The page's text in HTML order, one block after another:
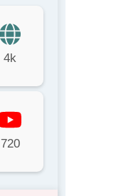
4k
720